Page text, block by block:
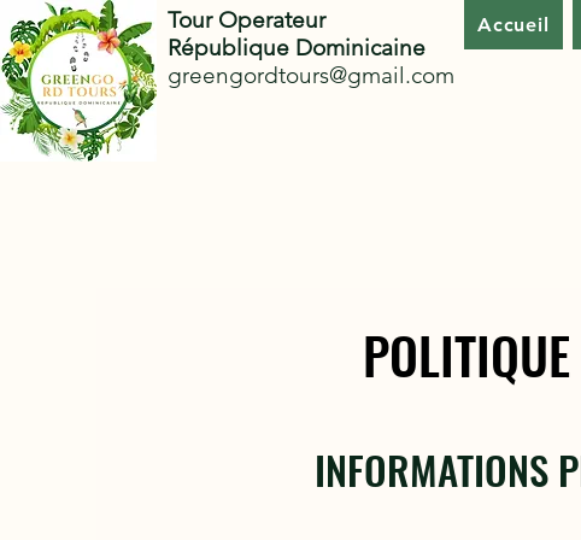
Accueil
Tour Operateur
République Dominicaine
greengordtours@gmail.com
INFORMATIONS